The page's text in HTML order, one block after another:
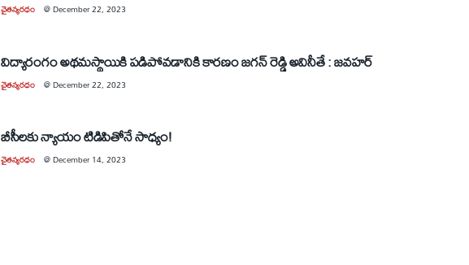
చైతన్యరధం @December 22, 2023
విద్యారంగం అథమస్థాయికి పడిపోవడానికి కారణం జగన్‌ రెడ్డి అవినీతే : జవహర్‌
చైతన్యరధం @December 22, 2023
బీసీలకు న్యాయం టిడిపితోనే సాధ్యం!
చైతన్యరధం @December 14, 2023